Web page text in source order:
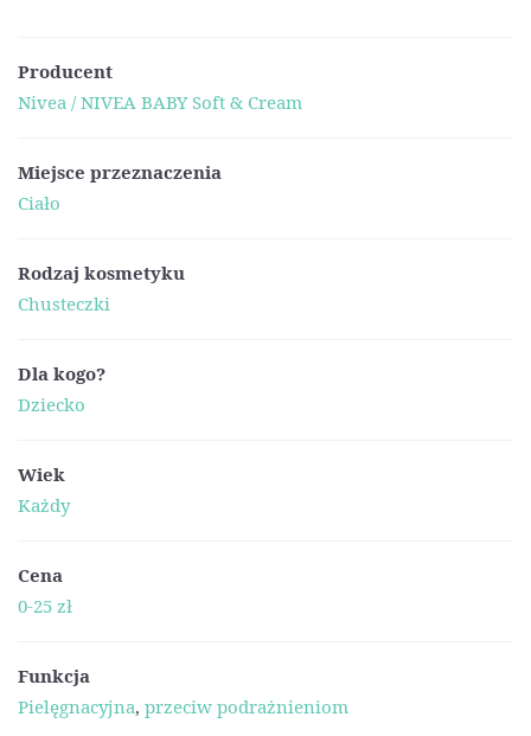
Producent
Nivea / NIVEA BABY Soft & Cream
Miejsce przeznaczenia
Ciało
Rodzaj kosmetyku
Chusteczki
Dla kogo?
Dziecko
Wiek
Każdy
Cena
0-25 zł
Funkcja
Pielęgnacyjna, przeciw podrażnieniom